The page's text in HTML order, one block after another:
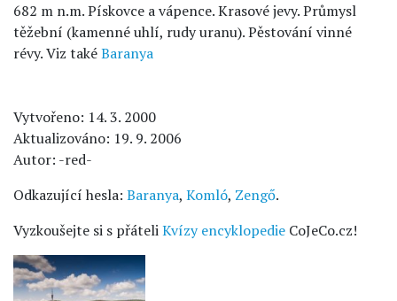
682 m n.m. Pískovce a vápence. Krasové jevy. Průmysl
těžební (kamenné uhlí, rudy uranu). Pěstování vinné
révy. Viz takéBaranya
Vytvořeno: 14. 3. 2000
Aktualizováno: 19. 9. 2006
Autor: -red-
Odkazující hesla: Baranya, Komló, Zengő.
Vyzkoušejte si s přáteliKvízy encyklopedie CoJeCo.cz!